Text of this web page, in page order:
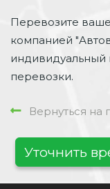
Перевозите
компанией
индивидуальный
перевозки.
Вернуться на
Уточнить